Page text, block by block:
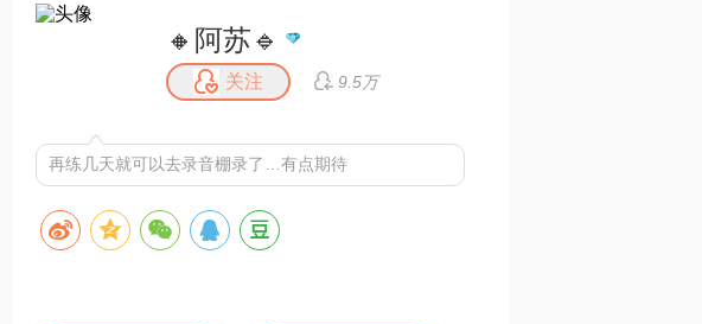
🔸阿苏🔹
关注 9.5万
再练几天就可以去录音棚录了…有点期待